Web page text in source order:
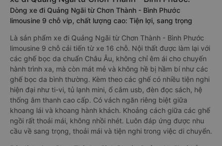
miễn phí:1900 888684
3. Giới thiệu, tư vấn các dòng xe chạy tuyến đường
xe đi Quảng Ngãi từ Chơn Thành - Bình Phước:
Dòng xe đi Quảng Ngãi từ Chơn Thành - Bình Phước
limousine 9 chỗ vip, chất lượng cao: Tiện lợi, sang trọng
Là sản phẩm xe đi Quảng Ngãi từ Chơn Thành - Bình Phước
limousine 9 chỗ cải tiến từ xe 16 chỗ. Nội thất được làm lại với
các ghế bọc da chuẩn Châu Âu, không chỉ êm ái cho chuyến
hành trình xa, mà còn mát mẻ và không hề bị hầm bí như các
ghế bọc da bình thường. Kèm theo các ghế có nhiều tiện nghi
hiện đại như ti-vi, tủ lạnh mini, ổ cắm usb, đèn đọc sách, hệ
thống âm thanh cao cấp. Có vách ngăn riêng biệt giữa